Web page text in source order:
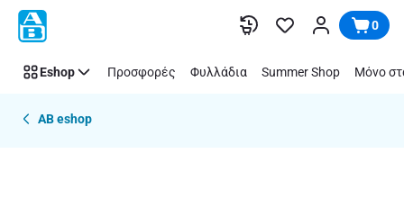
Παράλειψη 0
Eshop Προσφορές Φυλλάδια Summer Shop Μόνο
AB eshop